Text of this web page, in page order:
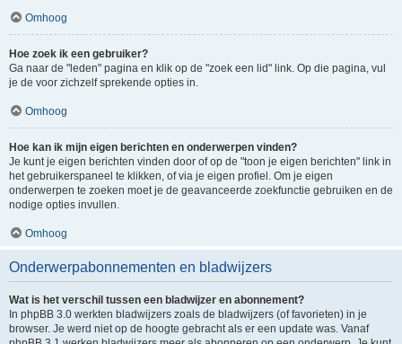
Omhoog
Hoe zoek ik een gebruiker?
Ga naar de "leden" pagina en klik op de "zoek een lid" link. Op die pagina, vul
je de voor zichzelf sprekende opties in.
Omhoog
Hoe kan ik mijn eigen berichten en onderwerpen vinden?
Je kunt je eigen berichten vinden door of op de "toon je eigen berichten" link in
het gebruikerspaneel te klikken, of via je eigen profiel. Om je eigen
onderwerpen te zoeken moet je de geavanceerde zoekfunctie gebruiken en de
nodige opties invullen.
Omhoog
Onderwerpabonnementen en bladwijzers
Wat is het verschil tussen een bladwijzer en abonnement?
In phpBB 3.0 werkten bladwijzers zoals de bladwijzers (of favorieten) in je
browser. Je werd niet op de hoogte gebracht als er een update was. Vanaf